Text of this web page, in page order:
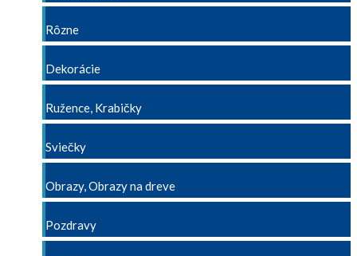
Rôzne
Dekorácie
Ružence, Krabičky
Sviečky
Obrazy, Obrazy na dreve
Pozdravy